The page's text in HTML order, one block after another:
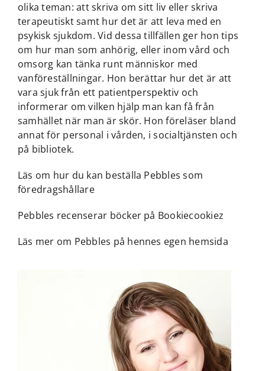
olika teman: att skriva om sitt liv eller skriva
terapeutiskt samt hur det är att leva med en
psykisk sjukdom. Vid dessa tillfällen ger hon tips
om hur man som anhörig, eller inom vård och
omsorg kan tänka runt människor med
vanföreställningar. Hon berättar hur det är att
vara sjuk från ett patientperspektiv och
informerar om vilken hjälp man kan få från
samhället när man är skör. Hon föreläser bland
annat för personal i vården, i socialtjänsten och
på bibliotek.
Läs om hur du kan beställa Pebbles som
föredragshållare
Pebbles recenserar böcker på Bookiecookiez
Läs mer om Pebbles på hennes egen hemsida